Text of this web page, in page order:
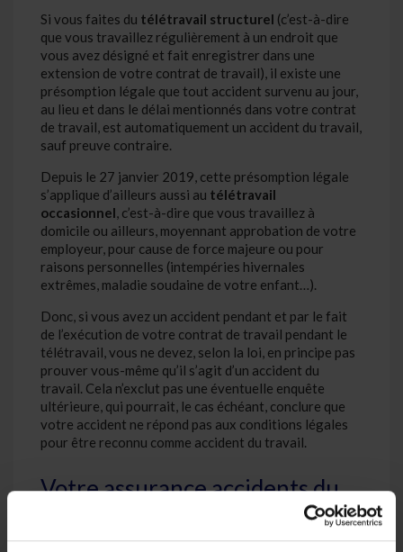
Si vous faites du télétravail structurel (c’est-à-dire
que vous travaillez régulièrement à un endroit que
vous avez désigné et fait enregistrer dans une
extension de votre contrat de travail), il existe une
présomption légale que tout accident survenu au jour,
au lieu et dans le délai mentionnés dans votre contrat
de travail, est automatiquement un accident du travail,
sauf preuve contraire.
Depuis le 27 janvier 2019, cette présomption légale
s’applique d’ailleurs aussi au télétravail
occasionnel, c’est-à-dire que vous travaillez à
domicile ou ailleurs, moyennant approbation de votre
employeur, pour cause de force majeure ou pour
raisons personnelles (intempéries hivernales
extrêmes, maladie soudaine de votre enfant…).
Donc, si vous avez un accident pendant et par le fait
de l’exécution de votre contrat de travail pendant le
télétravail, vous ne devez, selon la loi, en principe pas
prouver vous-même qu’il s’agit d’un accident du
travail. Cela n’exclut pas une éventuelle enquête
ultérieure, qui pourrait, le cas échéant, conclure que
votre accident ne répond pas aux conditions légales
pour être reconnu comme accident du travail.
Votre assurance accidents du
travail s’applique-t-elle si vous